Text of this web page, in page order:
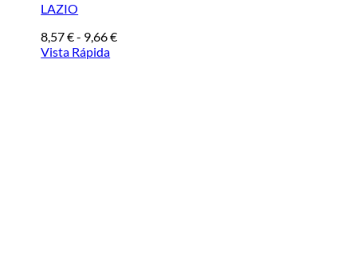
LAZIO
8,57€- 9,66€Rango
Vista Rápida